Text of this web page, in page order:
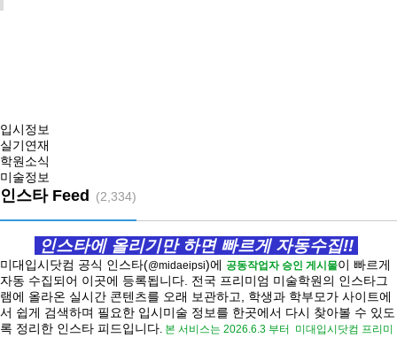
입시정보
실기연재
학원소식
미술정보
인스타 Feed (2,334)
인스타에 올리기만 하면 빠르게 자동수집!!
미대입시닷컴 공식 인스타(@midaeipsi)에 공동작업자 승인 게시물이 빠르게
자동 수집되어 이곳에 등록됩니다. 전국 프리미엄 미술학원의 인스타그
램에 올라온 실시간 콘텐츠를 오래 보관하고, 학생과 학부모가 사이트에
서 쉽게 검색하며 필요한 입시미술 정보를 한곳에서 다시 찾아볼 수 있도
록 정리한 인스타 피드입니다. 본 서비스는 2026.6.3 부터
미대입시닷컴 프리미